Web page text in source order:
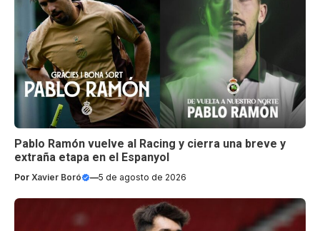
Pablo Ramón vuelve al Racing y cierra una breve y
extraña etapa en el Espanyol
Por Xavier Boró —5 de agosto de 2026